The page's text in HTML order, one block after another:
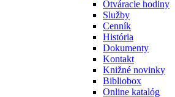
Otváracie hodiny
Služby
Cenník
História
Dokumenty
Kontakt
Knižné novinky
Bibliobox
Online katalóg